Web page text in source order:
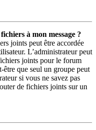
à mon message ?
joints peut être accordée
L’administrateur peut
joints pour le forum
être que seul un groupe peut
si vous ne savez pas
de fichiers joints sur un